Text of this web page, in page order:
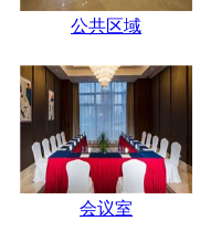
公共区域
会议室